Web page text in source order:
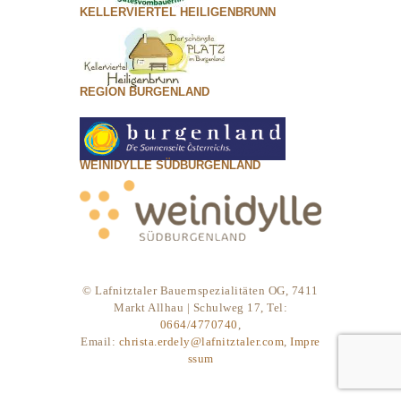
KELLERVIERTEL HEILIGENBRUNN
REGION BURGENLAND
WEINIDYLLE SÜDBURGENLAND
© Lafnitztaler Bauernspezialitäten OG, 7411
Markt Allhau | Schulweg 17, Tel:
0664/4770740 ,
Email: christa.erdely@lafnitztaler.com,Impre
ssum